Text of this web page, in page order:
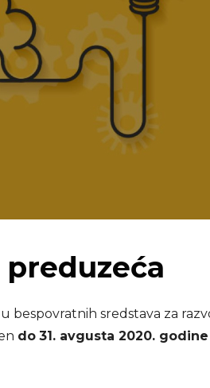
bespovratnih sredstava za
do 31. avgusta 2020. godine